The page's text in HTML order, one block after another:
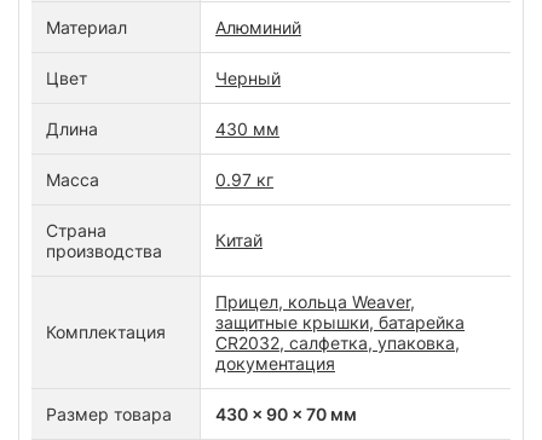
Материал Алюминий
Цвет Черный
Длина 430 мм
Масса 0.97 кг
Страна
производства
Китай
Комплектация
Прицел, кольца Weaver,
защитные крышки, батарейка
СR2032, салфетка, упаковка,
документация
Размер товара 430 x 90 x 70 мм